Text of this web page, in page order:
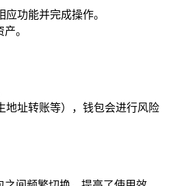
功能并完成操作。
。
地址转账等），钱包会进行风险